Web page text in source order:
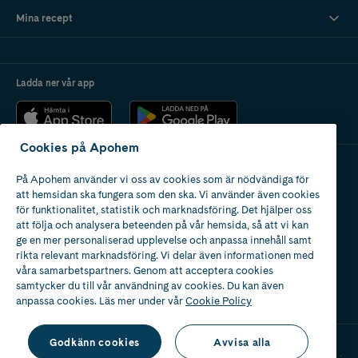
ögonen.Retinol
som kan få celler i mogen hud att
bete sig unga.Här är de ögonkrämer som är bäst i test.
Mina recept
Ladda ner vår app
Apotek med tillstånd
av Läkemedelsverket
Cookies på Apohem
På Apohem använder vi oss av cookies som är nödvändiga för
att hemsidan ska fungera som den ska. Vi använder även cookies
för funktionalitet, statistik och marknadsföring. Det hjälper oss
att följa och analysera beteenden på vår hemsida, så att vi kan
ge en mer personaliserad upplevelse och anpassa innehåll samt
rikta relevant marknadsföring. Vi delar även informationen med
våra samarbetspartners. Genom att acceptera cookies
samtycker du till vår användning av cookies. Du kan även
anpassa cookies. Läs mer under vårCookie Policy
Godkänn cookies Avvisa alla